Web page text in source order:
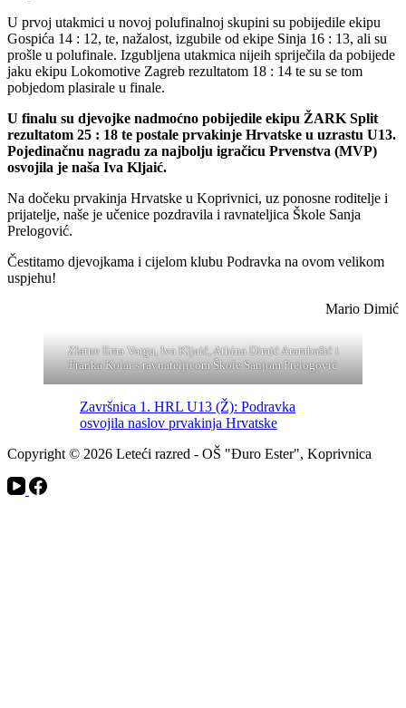
U prvoj utakmici u novoj polufinalnoj skupini su pobijedile ekipu
Gospića 14 : 12, te, nažalost, izgubile od ekipe Sinja 16 : 13, ali su
prošle u polufinale. Izgubljena utakmica nijeih spriječila da pobijede
jaku ekipu Lokomotive Zagreb rezultatom 18 : 14 te su se tom
pobjedom plasirale u finale.
U finalu su djevojke nadmoćno pobijedile ekipu ŽARK Split
rezultatom 25 : 18 te postale prvakinje Hrvatske u uzrastu U13.
Pojedinačnu nagradu za najbolju igračicu Prvenstva (MVP)
osvojila je naša Iva Kljaić.
Na dočeku prvakinja Hrvatske u Koprivnici, uz ponosne roditelje i
prijatelje, naše je učenice pozdravila i ravnateljica Škole Sanja
Prelogović.
Čestitamo djevojkama i cijelom klubu Podravka na ovom velikom
uspjehu!
Mario Dimić
Zlatne Ema Varga, Iva Kljaić, Athina Dimić Arambašić i
Franka Kolar s ravnateljicom Škole Sanjom Prelogović
Završnica 1. HRL U13 (Ž): Podravka
osvojila naslov prvakinja Hrvatske
Copyright © 2026 Leteći razred - OŠ "Đuro Ester", Koprivnica